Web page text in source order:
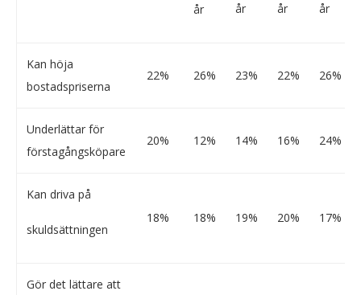
år
år
år
år
Kan höja
bostadspriserna
22% 26% 23% 22% 26%
Underlättar för
förstagångsköpare
20% 12% 14% 16% 24%
Kan driva på
skuldsättningen
18% 18% 19% 20% 17%
Gör det lättare att